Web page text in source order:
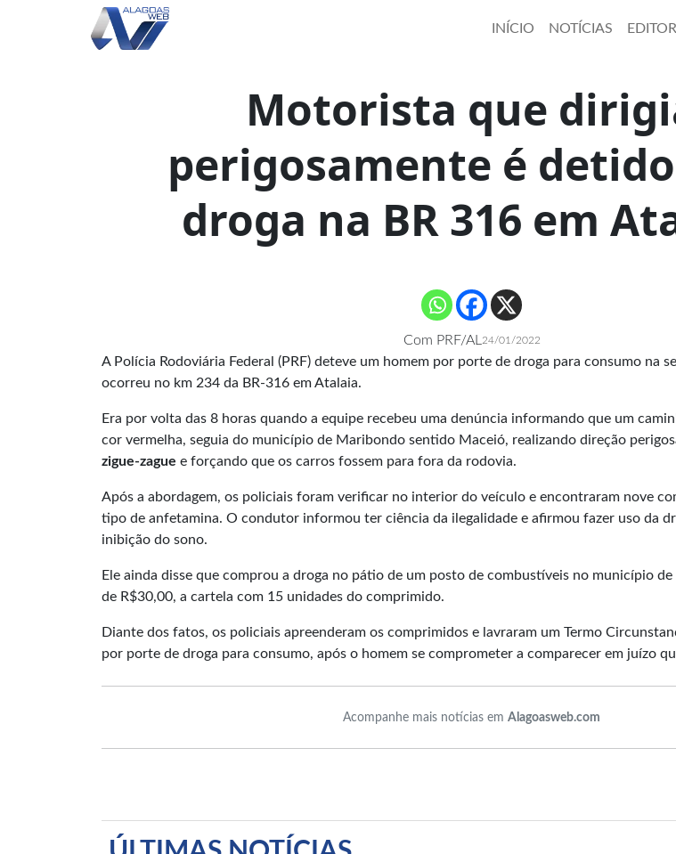
INÍCIO NOTÍCIAS
Motorista que
perigosamente é
droga na BR 316 em
Com PRF/AL 24/01/2022
A Polícia Rodoviária Federal (PRF) deteve um homem por porte de droga para consumo na
ocorreu no km 234 da BR-316 em Atalaia.
Era por volta das 8 horas quando a equipe recebeu uma denúncia informando que um
cor vermelha, seguia do município de Maribondo sentido Maceió, realizando direção
zigue-zague e forçando que os carros fossem para fora da rodovia.
Após a abordagem, os policiais foram verificar no interior do veículo e encontraram nove
tipo de anfetamina. O condutor informou ter ciência da ilegalidade e afirmou fazer uso da
inibição do sono.
Ele ainda disse que comprou a droga no pátio de um posto de combustíveis no município
de R$30,00, a cartela com 15 unidades do comprimido.
Diante dos fatos, os policiais apreenderam os comprimidos e lavraram um Termo
por porte de droga para consumo, após o homem se comprometer a comparecer em juízo
Acompanhe mais notícias em Alagoasweb.com